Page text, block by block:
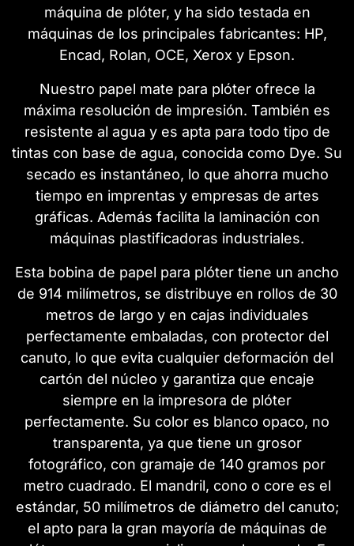
máquina de plóter, y ha sido testada en
máquinas de los principales fabricantes: HP,
Encad, Rolan, OCE, Xerox y Epson.
Nuestro papel mate para plóter ofrece la
máxima resolución de impresión. También es
resistente al agua y es apta para todo tipo de
tintas con base de agua, conocida como Dye. Su
secado es instantáneo, lo que ahorra mucho
tiempo en imprentas y empresas de artes
gráficas. Además facilita la laminación con
máquinas plastificadoras industriales.
Esta bobina de papel para plóter tiene un ancho
de 914 milímetros, se distribuye en rollos de 30
metros de largo y en cajas individuales
perfectamente embaladas, con protector del
canuto, lo que evita cualquier deformación del
cartón del núcleo y garantiza que encaje
siempre en la impresora de plóter
perfectamente. Su color es blanco opaco, no
transparenta, ya que tiene un grosor
fotográfico, con gramaje de 140 gramos por
metro cuadrado. El mandril, cono o core es el
estándar, 50 milímetros de diámetro del canuto;
el apto para la gran mayoría de máquinas de